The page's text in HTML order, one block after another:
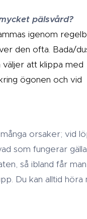
pälsvård?
igenom
den ofta. Bada/
att klippa med
ögonen och vid
orsaker; vid
som fungerar
så ibland får
Du kan alltid höra